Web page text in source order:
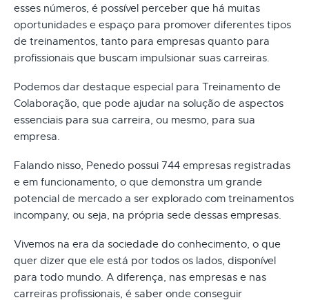
esses números, é possível perceber que há muitas
oportunidades e espaço para promover diferentes tipos
de treinamentos, tanto para empresas quanto para
profissionais que buscam impulsionar suas carreiras.
Podemos dar destaque especial para Treinamento de
Colaboração, que pode ajudar na solução de aspectos
essenciais para sua carreira, ou mesmo, para sua
empresa.
Falando nisso, Penedo possui 744 empresas registradas
e em funcionamento, o que demonstra um grande
potencial de mercado a ser explorado com treinamentos
incompany, ou seja, na própria sede dessas empresas.
Vivemos na era da sociedade do conhecimento, o que
quer dizer que ele está por todos os lados, disponível
para todo mundo. A diferença, nas empresas e nas
carreiras profissionais, é saber onde conseguir